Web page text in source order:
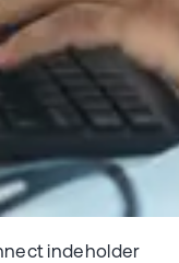
indeholder